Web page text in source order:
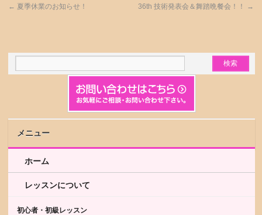
← 夏季休業のお知らせ！ 36th 技術発表会＆舞踏晩餐会！！ →
メニュー
ホーム
レッスンについて
初心者・初級レッスン